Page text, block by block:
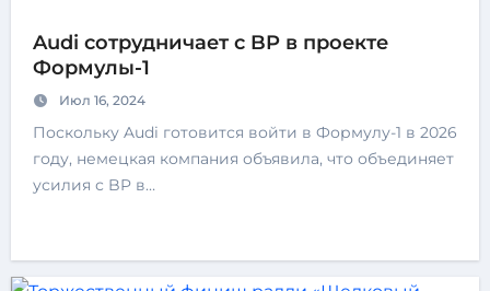
Audi сотрудничает с BP в проекте
Формулы-1
Июл 16, 2024
Поскольку Audi готовится войти в Формулу-1 в 2026
году, немецкая компания объявила, что объединяет
усилия с BP в…